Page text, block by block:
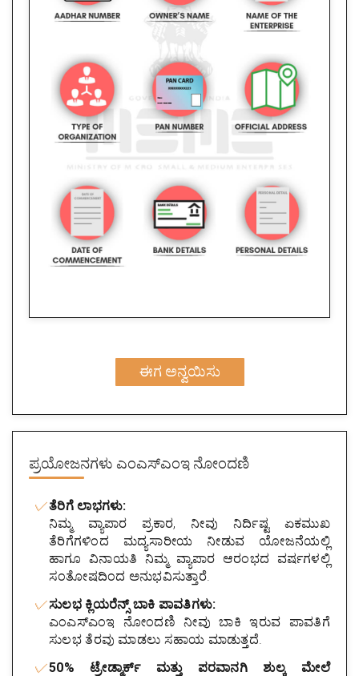
ಈಗ ಅನ್ವಯಿಸು
ಪ್ರಯೋಜನಗಳು ಎಂಎಸ್ಎಂಇ ನೋಂದಣಿ
ತೆರಿಗೆ ಲಾಭಗಳು:
ನಿಮ್ಮ ವ್ಯಾಪಾರ ಪ್ರಕಾರ, ನೀವು ನಿರ್ದಿಷ್ಟ ಏಕಮುಖ
ತೆರಿಗೆಗಳಿಂದ ಮದ್ಯಸಾರೀಯ ನೀಡುವ ಯೋಜನೆಯಲ್ಲಿ
ಹಾಗೂ ವಿನಾಯತಿ ನಿಮ್ಮ ವ್ಯಾಪಾರ ಆರಂಭದ ವರ್ಷಗಳಲ್ಲಿ
ಸಂತೋಷದಿಂದ ಅನುಭವಿಸುತ್ತಾರೆ.
ಸುಲಭ ಕ್ಲಿಯರೆನ್ಸ್ ಬಾಕಿ ಪಾವತಿಗಳು:
ಎಂಎಸ್ಎಂಇ ನೋಂದಣಿ ನೀವು ಬಾಕಿ ಇರುವ ಪಾವತಿಗೆ
ಸುಲಭ ತೆರವು ಮಾಡಲು ಸಹಾಯ ಮಾಡುತ್ತದೆ.
50% ಟ್ರೇಡ್ಮಾರ್ಕ್ ಮತ್ತು ಪರವಾನಗಿ ಶುಲ್ಕ ಮೇಲೆ